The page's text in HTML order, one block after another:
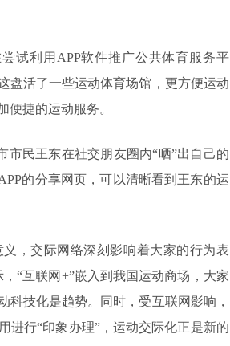
利用APP软件推广公共体育服务平
盘活了一些运动体育场馆，更方便运动
便捷的运动服务。
民王东在社交朋友圈内“晒”出自己的
的分享网页，可以清晰看到王东的运
，交际网络深刻影响着大家的行为表
“互联网+”嵌入到我国运动商场，大家
科技化是趋势。同时，受互联网影响，
进行“印象办理”，运动交际化正是新的